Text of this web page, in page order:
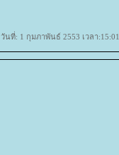
วันที่: 1 กุมภาพันธ์ 2553 เวลา